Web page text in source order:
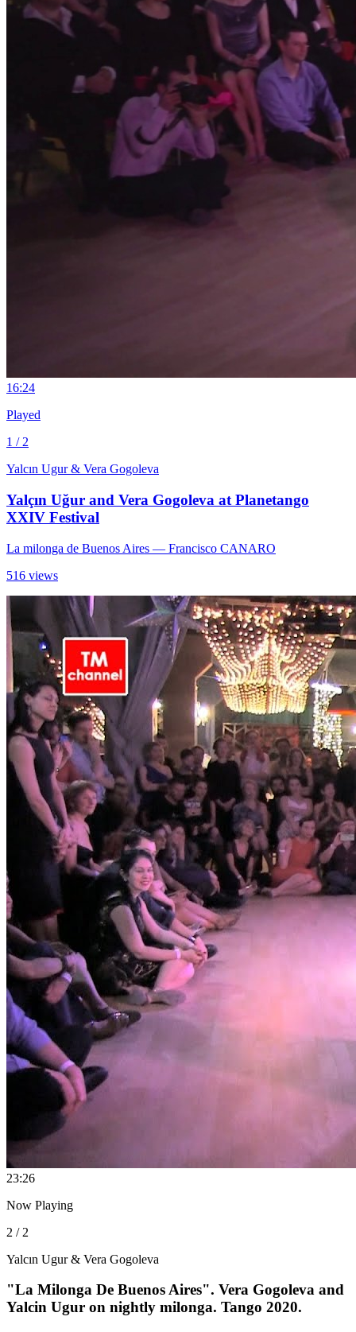
16:24
Played
1 / 2
Yalcın Ugur & Vera Gogoleva
Yalçın Uğur and Vera Gogoleva at Planetango
XXIV Festival
La milonga de Buenos Aires — Francisco CANARO
516 views
23:26
Now Playing
2 / 2
Yalcın Ugur & Vera Gogoleva
"La Milonga De Buenos Aires". Vera Gogoleva and
Yalcin Ugur on nightly milonga. Tango 2020.